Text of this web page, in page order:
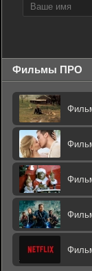
Фильмы ПРО